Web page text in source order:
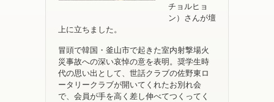
チョルヒョ
ン）さんが壇
上に立ちました。
冒頭で韓国・釜山市で起きた室内射撃場火
災事故への深い哀悼の意を表明。奨学生時
代の思い出として、世話クラブの佐野東ロ
ータリークラブが開いてくれたお別れ会
で、会員が手を高く差し伸べてつくってく